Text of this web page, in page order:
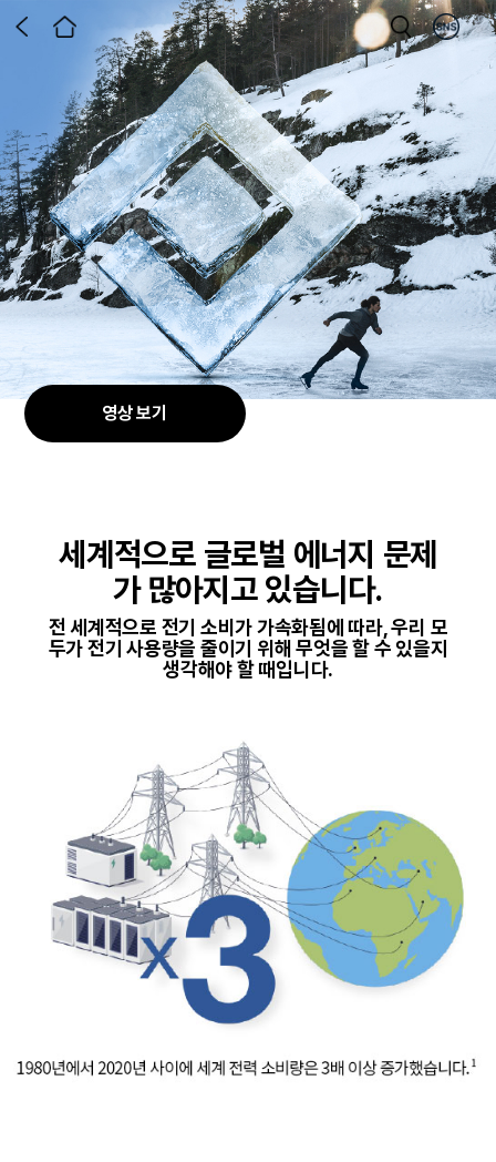
영상 보기
세계적으로 글로벌 에너지 문제
가 많아지고 있습니다.
전 세계적으로 전기 소비가 가속화됨에 따라, 우리 모
두가 전기 사용량을 줄이기 위해 무엇을 할 수 있을지
생각해야 할 때입니다.